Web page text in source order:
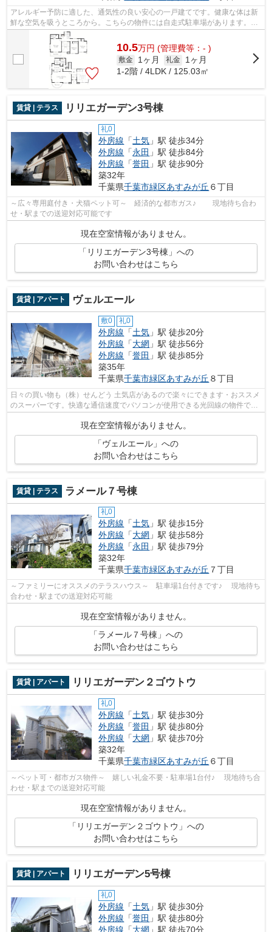
アレルギー予防に適した、通気性の良い安心の一戸建てです。健康な体は新
鮮な空気を吸うところから。こちらの物件には自走式駐車場があります。こ
ちらは一戸建て物件です。ここは大型...
10.5万円 (管理費等：- )
敷金 1ヶ月 礼金
1ヶ月
1-2階 / 4LDK / 125.03㎡
賃貸 | テラス リリエガーデン3号棟
礼0
外房線 「土気 」駅 徒歩34分
外房線 「永田 」駅 徒歩84分
外房線 「誉田 」駅 徒歩90分
築32年
千葉県千葉市緑区あすみが丘 ６丁目
～広々専用庭付き・犬猫ペット可～ 経済的な都市ガス♪ 現地待ち合わ
せ・駅までの送迎対応可能です
現在空室情報がありません。
「リリエガーデン3号棟」への
お問い合わせはこちら
賃貸 | アパート ヴェルエール
敷0 礼0
外房線 「土気 」駅 徒歩20分
外房線 「大網 」駅 徒歩56分
外房線 「誉田 」駅 徒歩85分
築35年
千葉県千葉市緑区あすみが丘 ８丁目
日々の買い物も（株）せんどう 土気店があるので楽々にできます・おススメ
のスーパーです。快適な通信速度でパソコンが使用できる光回線の物件で
す。経済的な都市ガス・追焚き付き。耐...
現在空室情報がありません。
「ヴェルエール」への
お問い合わせはこちら
賃貸 | テラス ラメール７号棟
礼0
外房線 「土気 」駅 徒歩15分
外房線 「大網 」駅 徒歩58分
外房線 「永田 」駅 徒歩79分
築32年
千葉県千葉市緑区あすみが丘 ７丁目
～ファミリーにオススメのテラスハウス～ 駐車場1台付きです♪ 現地待ち
合わせ・駅までの送迎対応可能
現在空室情報がありません。
「ラメール７号棟」への
お問い合わせはこちら
賃貸 | アパート リリエガーデン２ゴウトウ
礼0
外房線 「土気 」駅 徒歩30分
外房線 「誉田 」駅 徒歩80分
外房線 「大網 」駅 徒歩70分
築32年
千葉県千葉市緑区あすみが丘 ６丁目
～ペット可・都市ガス物件～ 嬉しい礼金不要・駐車場1台付♪ 現地待ち合
わせ・駅までの送迎対応可能
現在空室情報がありません。
「リリエガーデン２ゴウトウ」への
お問い合わせはこちら
賃貸 | アパート リリエガーデン5号棟
礼0
外房線 「土気 」駅 徒歩30分
外房線 「誉田 」駅 徒歩80分
外房線 「大網 」駅 徒歩70分